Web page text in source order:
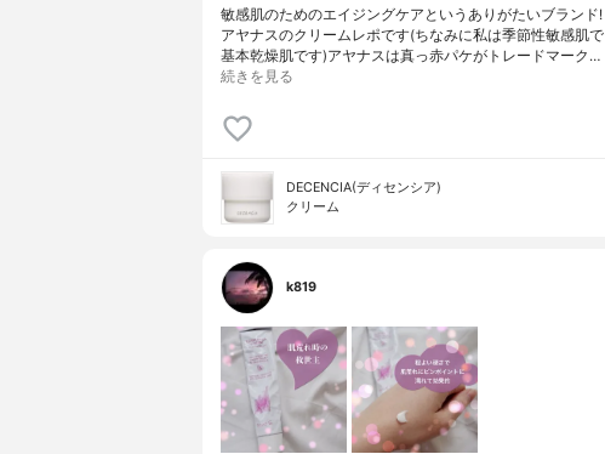
敏感肌のためのエイジングケアというありがたいブランド!
アヤナスのクリームレポです(ちなみに私は季節性敏感肌で
基本乾燥肌です)アヤナスは真っ赤パケがトレードマーク…
続きを見る
DECENCIA(ディセンシア)
クリーム
k819